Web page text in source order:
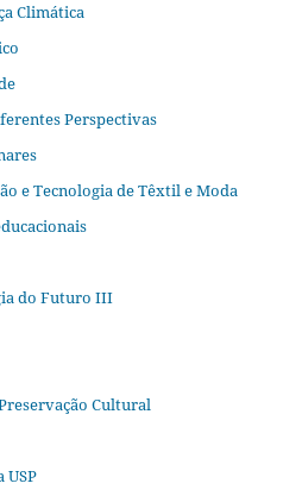
Climática
Perspectivas
e Tecnologia de Têxtil e Moda
do Futuro III
Cultural